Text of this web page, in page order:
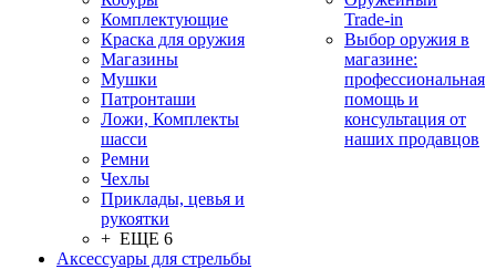
Комплектующие
Краска для оружия
Магазины
Мушки
Патронташи
Ложи, Комплекты
шасси
Ремни
Чехлы
Приклады, цевья и
рукоятки
+ ЕЩЕ 6
Аксессуары для стрельбы
Trade-in
Выбор оружия в
магазине:
профессиональная
помощь и
консультация от
наших продавцов